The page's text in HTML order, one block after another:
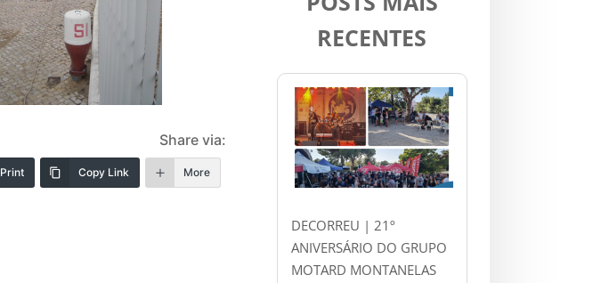
Share via:
Print Copy Link More
RECENTES
DECORREU | 21º
ANIVERSÁRIO DO GRUPO
MOTARD MONTANELAS